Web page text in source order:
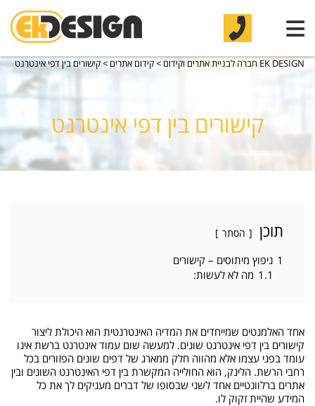
EK DESIGN חברה לבניית אתרים וקידום >קידום אתרים >קישורים בין דפי אינטרנט
קישורים בין דפי אינטרנט
תוכן הסתר
1 ניפוץ מיתוסים – קישורים
1.1 מה לא לעשות:
אחד האלמנטים שמייחדים את המדיה האינטרנטית הוא היכולת ליצור
קישורים בין דפי אינטרנט שונים. למעשה שום עמוד אינטרנט ברשת אינו
עומד בפני עצמו אלא מהווה חלק ממארג של דפים שונים הפזורים בכל
רחבי הרשת. הלינק, הוא החולייה המקשרת בין דפי האינטרנט השונים ובין
אתרים ברלוונטיים אחד לשני שבסופו של דברים מעניקים לך את כל
המידע שהיית זקוק לו.